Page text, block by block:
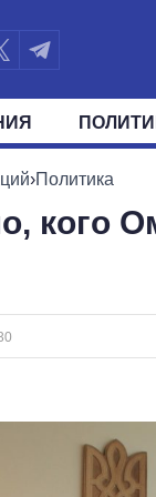
ПРЕЗИДЕНТ И
›Политика
кого